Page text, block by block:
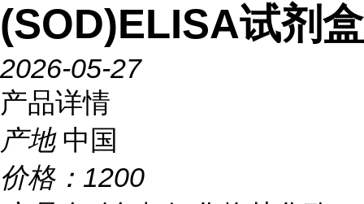
(SOD)ELISA试剂盒
2026-05-27
产品详情
产地 中国
价格： 1200